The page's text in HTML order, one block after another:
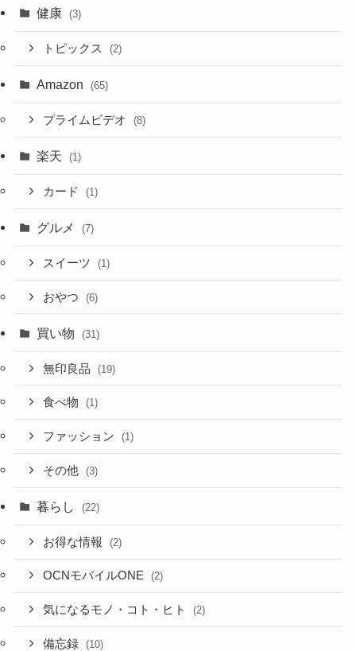
健康 (3)
トピックス (2)
Amazon (65)
プライムビデオ (8)
楽天 (1)
カード (1)
グルメ (7)
スイーツ (1)
おやつ (6)
買い物 (31)
無印良品 (19)
食べ物 (1)
ファッション (1)
その他 (3)
暮らし (22)
お得な情報 (2)
OCNモバイルONE (2)
気になるモノ・コト・ヒト (2)
備忘録 (10)